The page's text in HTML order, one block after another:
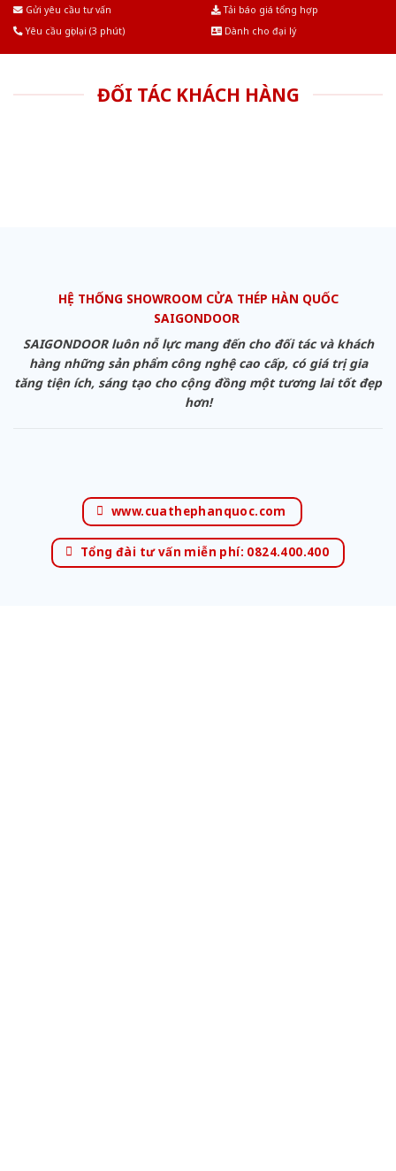
Gửi yêu cầu tư vấn
Tải báo giá tổng hợp
Yêu cầu gọi lại (3 phút)
Dành cho đại lý
ĐỐI TÁC KHÁCH HÀNG
HỆ THỐNG SHOWROOM CỬA THÉP HÀN QUỐC
SAIGONDOOR
SAIGONDOOR luôn nỗ lực mang đến cho đối tác và khách
hàng những sản phẩm công nghệ cao cấp, có giá trị gia
tăng tiện ích, sáng tạo cho cộng đồng một tương lai tốt đẹp
hơn!
www.cuathephanquoc.com
Tổng đài tư vấn miễn phí: 0824.400.400